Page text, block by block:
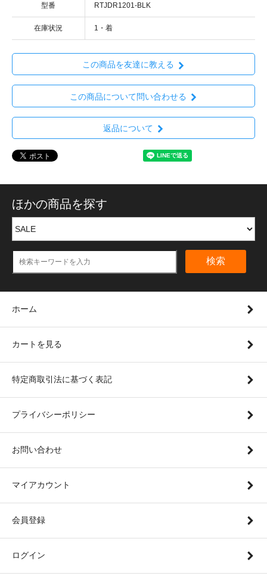
型番 RTJDR1201-BLK
在庫状況 1・着
この商品を友達に教える
この商品について問い合わせる
返品について
ほかの商品を探す
検索
ホーム
カートを見る
特定商取引法に基づく表記
プライバシーポリシー
お問い合わせ
マイアカウント
会員登録
ログイン